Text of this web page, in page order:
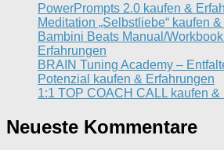
PowerPrompts 2.0 kaufen &
Meditation „Selbstliebe“ kaufen
Bambini Beats Manual/
Erfahrungen
BRAIN Tuning Academy –
Potenzial kaufen & Erfahrungen
1:1 TOP COACH CALL kaufen &
Neueste Kommentare